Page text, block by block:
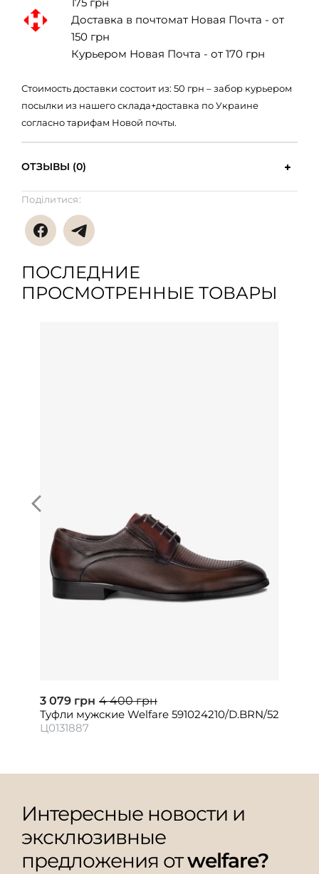
175 грн
Доставка в почтомат Новая Почта - от
150 грн
Курьером Новая Почта - от 170 грн
Стоимость доставки состоит из: 50 грн – забор курьером
посылки из нашего склада+доставка по Украине
согласно тарифам Новой почты.
ОТЗЫВЫ (0)
Поділитися:
ПОСЛЕДНИЕ
ПРОСМОТРЕННЫЕ ТОВАРЫ
3 079 грн 4 400 грн
Туфли мужские Welfare 591024210/D.BRN/52
Ц0131887
Интересные новости и
эксклюзивные
предложения отwelfare?